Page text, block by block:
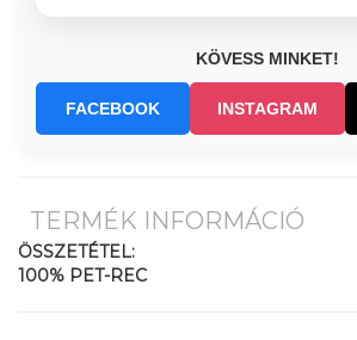
KÖVESS MINKET!
FACEBOOK INSTAGRAM
TERMÉK INFORMÁCIÓ
ÖSSZETÉTEL:
100% PET-REC